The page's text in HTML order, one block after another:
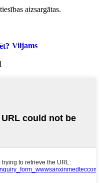
aizsargātas.
Viljams